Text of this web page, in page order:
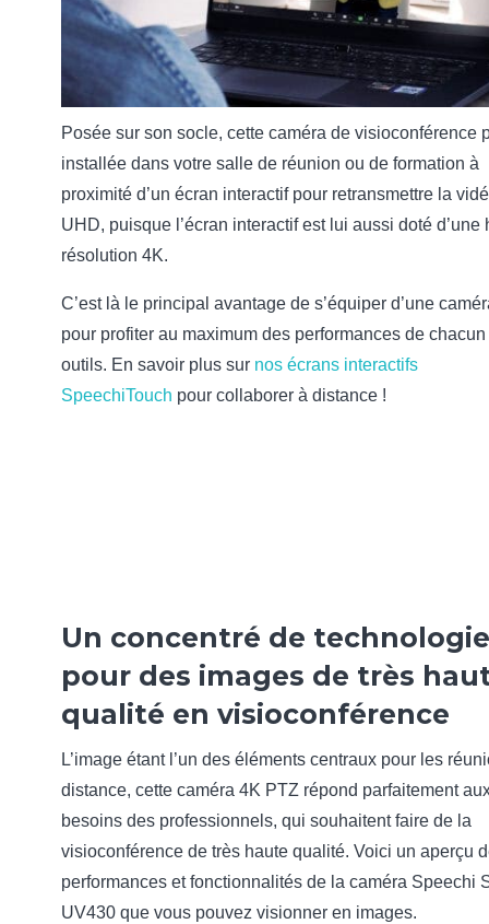
Posée sur son socle, cette caméra de visioconférence
installée dans votre salle de réunion ou de formation à
proximité d’un écran interactif pour retransmettre la
UHD, puisque l’écran interactif est lui aussi doté d’une
résolution 4K.
C’est là le principal avantage de s’équiper d’une
pour profiter au maximum des performances de
outils. En savoir plus sur nos écrans interactifs
SpeechiTouch pour collaborer à distance !
Un concentré de technologie
pour des images de très
qualité en visioconférence
L’image étant l’un des éléments centraux pour les
distance, cette caméra 4K PTZ répond parfaitement
besoins des professionnels, qui souhaitent faire de la
visioconférence de très haute qualité. Voici un aperçu
performances et fonctionnalités de la caméra Speechi
UV430 que vous pouvez visionner en images.